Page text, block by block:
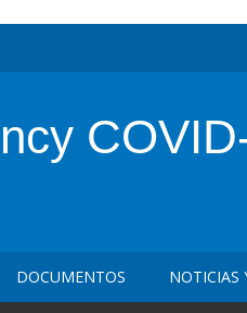
DOCUMENTOS NOTICIAS